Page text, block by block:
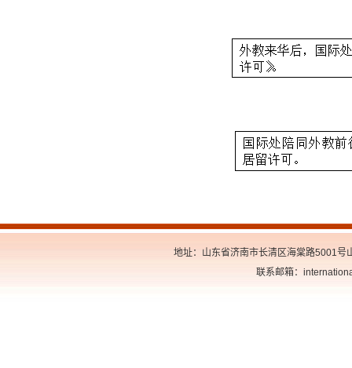
地址：山东省济南市长清区海棠路5001
联系邮箱：